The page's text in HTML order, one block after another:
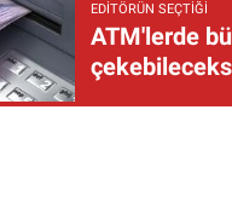
EDITÖRÜN SEÇTIĞI
ATM'lerde